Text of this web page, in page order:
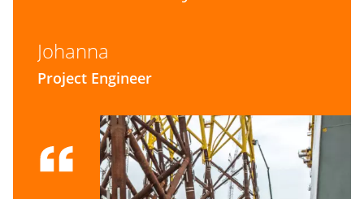
Johanna
Project Engineer